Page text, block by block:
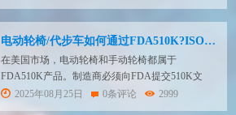
当然警告信的数量也增多了。 我们的食品生产客
户都很关心，为何来验厂？为何被抽中？验厂会检
查什么？不通过有什么后果？工厂该如何准备？下
面我们为客户一一解惑。 FDA食品验厂的背...
电动轮椅/代步车如何通过FDA510K?ISO7176检测要求详解
在美国市场，电动轮椅和手动轮椅都属于
FDA510K产品。制造商必须向FDA提交510K文
件，并接受FDA的技术审核。在申请过程中，需要
提交FDA认可的测试报告，包括ISO 7176系统检
2025年08月25日 0条评论 2999